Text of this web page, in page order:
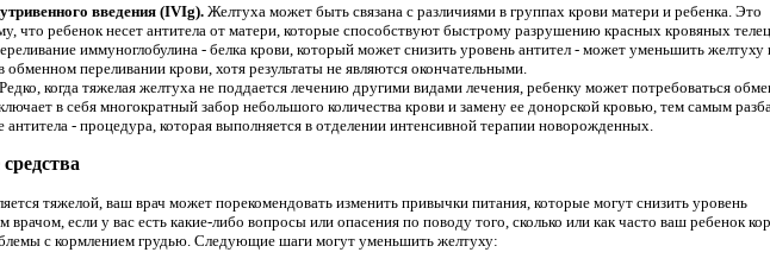
введения (IVIg). Желтуха может быть связана с различиями в группах крови матери и ребенка. Это
что ребенок несет антитела от матери, которые способствуют быстрому разрушению красных кровяных телец
иммуноглобулина - белка крови, который может снизить уровень антител - может уменьшить желтуху
переливании крови, хотя результаты не являются окончательными.
Редко, когда тяжелая желтуха не поддается лечению другими видами лечения, ребенку может потребоваться
в себя многократный забор небольшого количества крови и замену ее донорской кровью, тем самым
- процедура, которая выполняется в отделении интенсивной терапии новорожденных.
тяжелой, ваш врач может порекомендовать изменить привычки питания, которые могут снизить уровень
если у вас есть какие-либо вопросы или опасения по поводу того, сколько или как часто ваш ребенок
с кормлением грудью. Следующие шаги могут уменьшить желтуху: